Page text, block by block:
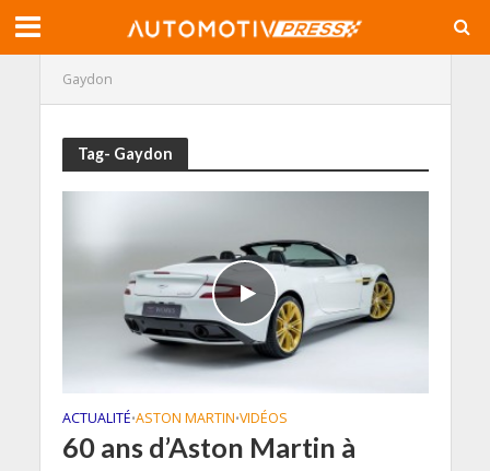
Gaydon
Tag- Gaydon
ACTUALITÉ•ASTON MARTIN•VIDÉOS
60 ans d’Aston Martin à